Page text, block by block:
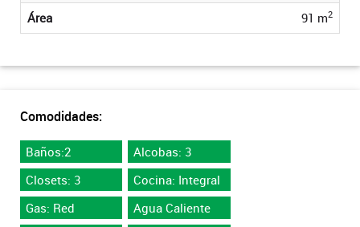
Área
91 m2
Comodidades:
Baños:2
Alcobas: 3
Closets: 3
Cocina: Integral
Gas: Red
Agua Caliente